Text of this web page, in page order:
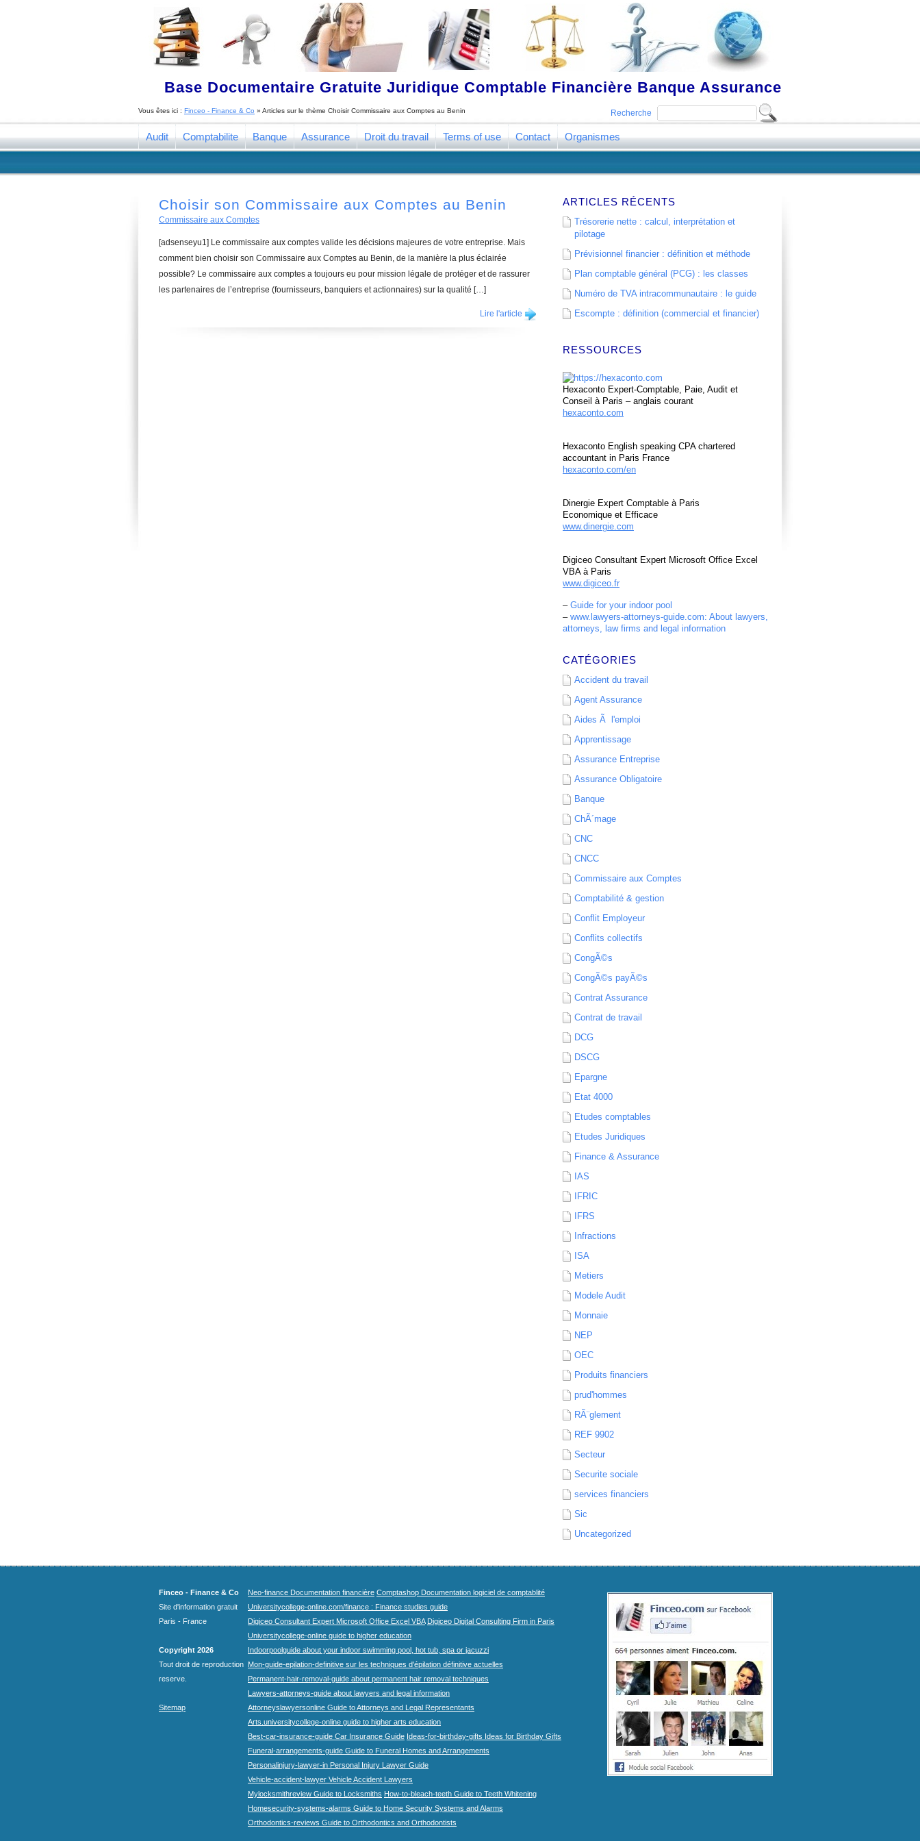
Base Documentaire Gratuite Juridique Comptable Financière Banque Assurance
Recherche
Vous êtes ici : Finceo - Finance & Co » Articles sur le thème Choisir Commissaire aux Comptes au Benin
Audit Comptabilite Banque Assurance Droit du travail Terms of use Contact Organismes
Choisir son Commissaire aux Comptes au Benin
Commissaire aux Comptes
[adsenseyu1] Le commissaire aux comptes valide les décisions majeures de votre entreprise. Mais
comment bien choisir son Commissaire aux Comptes au Benin, de la manière la plus éclairée
possible? Le commissaire aux comptes a toujours eu pour mission légale de protéger et de rassurer
les partenaires de l’entreprise (fournisseurs, banquiers et actionnaires) sur la qualité […]
Lire l'article
ARTICLES RÉCENTS
Trésorerie nette : calcul, interprétation et
pilotage
Prévisionnel financier : définition et méthode
Plan comptable général (PCG) : les classes
Numéro de TVA intracommunautaire : le guide
Escompte : définition (commercial et financier)
RESSOURCES
Hexaconto Expert-Comptable, Paie, Audit et
Conseil à Paris – anglais courant
hexaconto.com
Hexaconto English speaking CPA chartered
accountant in Paris France
hexaconto.com/en
Dinergie Expert Comptable à Paris
Economique et Efficace
www.dinergie.com
Digiceo Consultant Expert Microsoft Office Excel
VBA à Paris
www.digiceo.fr
– Guide for your indoor pool
– www.lawyers-attorneys-guide.com: About lawyers,
attorneys, law firms and legal information
CATÉGORIES
Accident du travail
Agent Assurance
Aides Ã l'emploi
Apprentissage
Assurance Entreprise
Assurance Obligatoire
Banque
ChÃ´mage
CNC
CNCC
Commissaire aux Comptes
Comptabilité & gestion
Conflit Employeur
Conflits collectifs
CongÃ©s
CongÃ©s payÃ©s
Contrat Assurance
Contrat de travail
DCG
DSCG
Epargne
Etat 4000
Etudes comptables
Etudes Juridiques
Finance & Assurance
IAS
IFRIC
IFRS
Infractions
ISA
Metiers
Modele Audit
Monnaie
NEP
OEC
Produits financiers
prud'hommes
RÃ¨glement
REF 9902
Secteur
Securite sociale
services financiers
Sic
Uncategorized
Finceo - Finance & Co
Site d'information gratuit
Paris - France
Copyright 2026
Tout droit de reproduction
reserve.
Sitemap
Neo-finance Documentation financière Comptashop Documentation logiciel de comptablité
Universitycollege-online.com/finance : Finance studies guide
Digiceo Consultant Expert Microsoft Office Excel VBA Digiceo Digital Consulting Firm in Paris
Universitycollege-online guide to higher education
Indoorpoolguide about your indoor swimming pool, hot tub, spa or jacuzzi
Mon-guide-epilation-definitive sur les techniques d'épilation définitive actuelles
Permanent-hair-removal-guide about permanent hair removal techniques
Lawyers-attorneys-guide about lawyers and legal information
Attorneyslawyersonline Guide to Attorneys and Legal Representants
Arts.universitycollege-online guide to higher arts education
Best-car-insurance-guide Car Insurance Guide Ideas-for-birthday-gifts Ideas for Birthday Gifts
Funeral-arrangements-guide Guide to Funeral Homes and Arrangements
Personalinjury-lawyer-in Personal Injury Lawyer Guide
Vehicle-accident-lawyer Vehicle Accident Lawyers
Mylocksmithreview Guide to Locksmiths How-to-bleach-teeth Guide to Teeth Whitening
Homesecurity-systems-alarms Guide to Home Security Systems and Alarms
Orthodontics-reviews Guide to Orthodontics and Orthodontists